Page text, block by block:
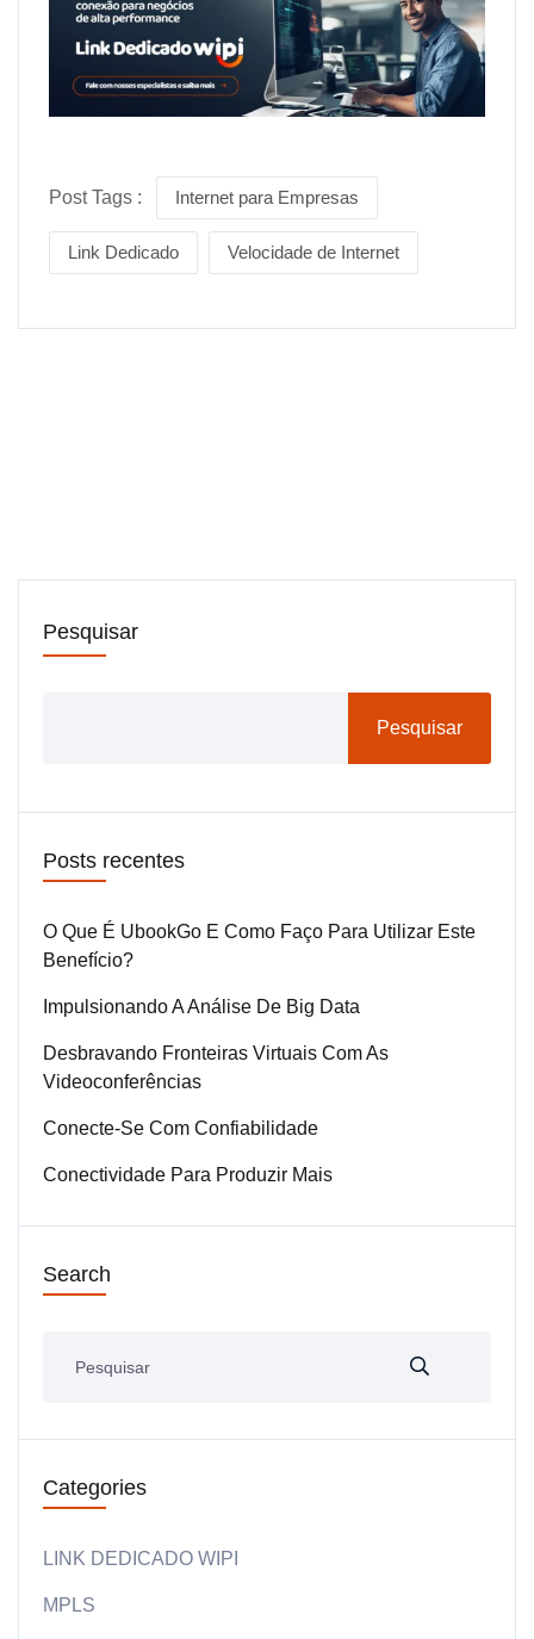
Post Tags : Internet para Empresas
Link Dedicado Velocidade de Internet
Pesquisar
Pesquisar
Posts recentes
O Que É UbookGo E Como Faço Para Utilizar Este
Benefício?
Impulsionando A Análise De Big Data
Desbravando Fronteiras Virtuais Com As
Videoconferências
Conecte-Se Com Confiabilidade
Conectividade Para Produzir Mais
Search
Categories
LINK DEDICADO WIPI
MPLS